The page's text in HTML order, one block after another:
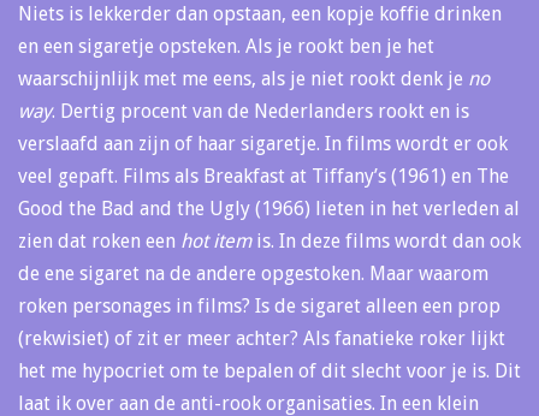
Niets is lekkerder dan opstaan, een kopje koffie drinken
en een sigaretje opsteken. Als je rookt ben je het
waarschijnlijk met me eens, als je niet rookt denk je no
way. Dertig procent van de Nederlanders rookt en is
verslaafd aan zijn of haar sigaretje. In films wordt er ook
veel gepaft. Films als Breakfast at Tiffany’s (1961) en The
Good the Bad and the Ugly (1966) lieten in het verleden al
zien dat roken een hot item is. In deze films wordt dan ook
de ene sigaret na de andere opgestoken. Maar waarom
roken personages in films? Is de sigaret alleen een prop
(rekwisiet) of zit er meer achter? Als fanatieke roker lijkt
het me hypocriet om te bepalen of dit slecht voor je is. Dit
laat ik over aan de anti-rook organisaties. In een klein